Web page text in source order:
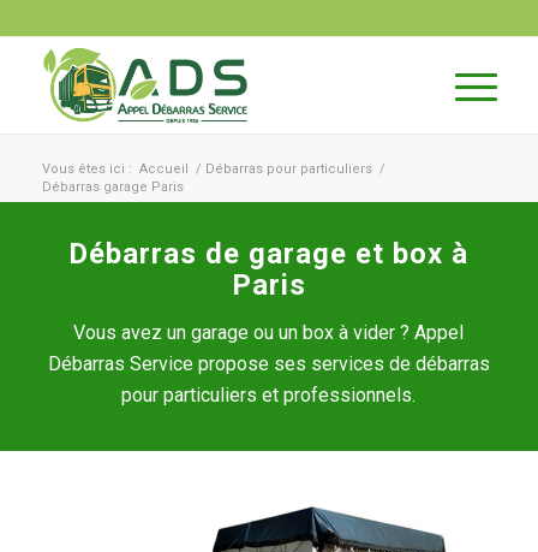
Vous êtes ici : Accueil / Débarras pour particuliers /
Débarras garage Paris
Débarras de garage et box à
Paris
Vous avez un garage ou un box à vider ? Appel
Débarras Service propose ses services de débarras
pour particuliers et professionnels.